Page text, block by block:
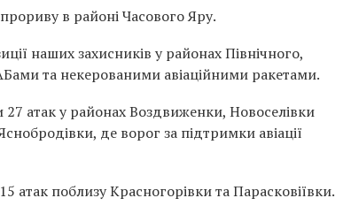
в районі Часового Яру.
наших захисників у районах Північного,
та некерованими авіаційними ракетами.
27 атак у районах Воздвиженки, Новоселівки
де ворог за підтримки авіації
поблизу Красногорівки та Парасковіївки.